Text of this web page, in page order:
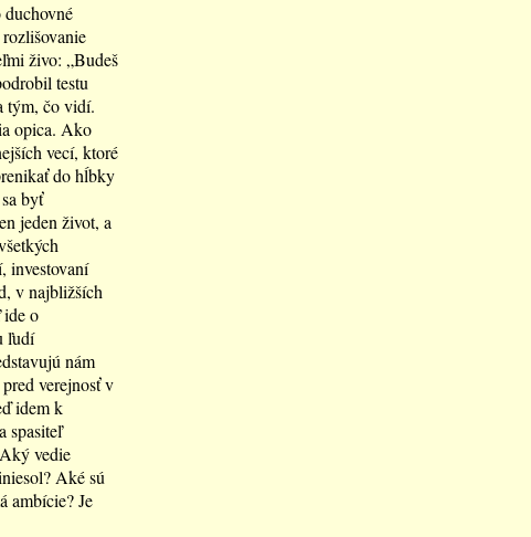
živo: „Budeš
testu
tým, čo vidí.
opica. Ako
vecí, ktoré
do hĺbky
byť
jeden život, a
investovaní
v najbližších
o
ľudí
nám
verejnosť v
idem k
spasiteľ
vedie
Aké sú
ambície? Je